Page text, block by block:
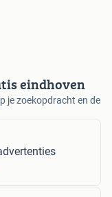
eindhoven
je zoekopdracht en de